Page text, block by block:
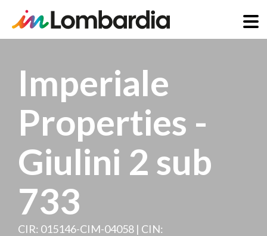
Imperiale
Properties -
Giulini 2 sub
733
CIR: 015146-CIM-04058 | CIN: